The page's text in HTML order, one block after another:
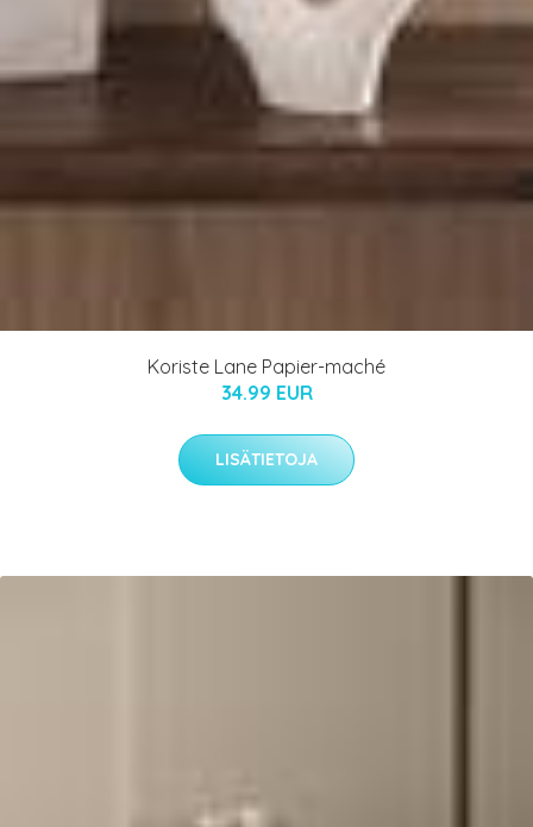
Koriste Lane Papier-maché
34.99 EUR
LISÄTIETOJA